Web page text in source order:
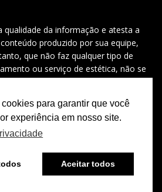
qualidade da informação e atesta a
produzido por sua equipe,
que não faz qualquer tipo de
ou serviço de estética, não se
problemas de saúde, danos a saúde
– Todos os direitos reservados.
Bravíssimo
cookies para garantir que você
experiência em nosso site.
Aceitar todos